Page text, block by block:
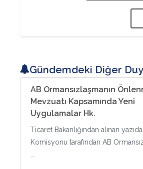
Gündemdeki Diğer
AB Ormansızlaşmanın
Mevzuatı Kapsamında Yeni
Uygulamalar Hk.
Ticaret Bakanlığından alınan
Komisyonu tarafından AB